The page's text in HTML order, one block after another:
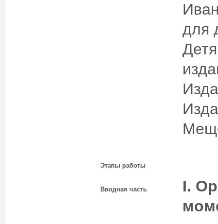
для
Этапы работы
Вводная часть I.